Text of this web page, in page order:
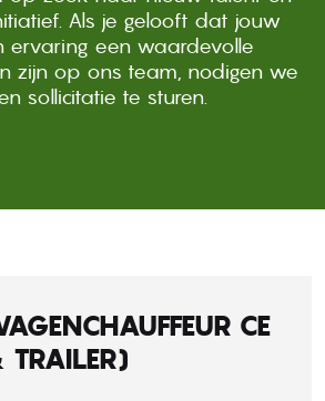
Als je gelooft dat jouw
ervaring een waardevolle
zijn op ons team, nodigen we
sollicitatie te sturen.
CE